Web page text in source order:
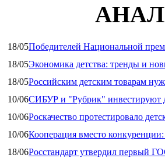
18/05Победителей Национальной
18/05Экономика детства: тренды и
18/05Российским детским товарам
10/06СИБУР и "Рубрик" инвестируют
10/06Роскачество протестировало
10/06Кооперация вместо
18/06Росстандарт утвердил первый